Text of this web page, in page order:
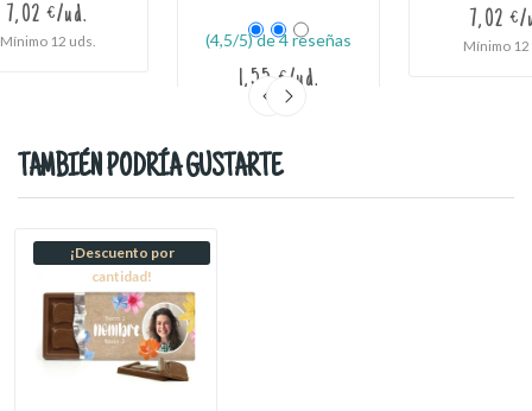
7,02 €/ud.
Mínimo 12 uds. (4,5/5) de 4 reseñas
1,55 €/ud.
Mínimo 12 uds.
7,02 €/
Mínimo 12
TAMBIÉN PODRÍA GUSTARTE
¡Descuento por
cantidad!